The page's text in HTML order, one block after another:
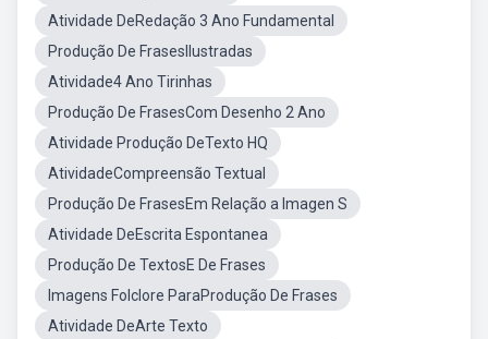
Atividade DeRedação 3 Ano Fundamental
Produção De FrasesIlustradas
Atividade4 Ano Tirinhas
Produção De FrasesCom Desenho 2 Ano
Atividade Produção DeTexto HQ
AtividadeCompreensão Textual
Produção De FrasesEm Relação a Imagen S
Atividade DeEscrita Espontanea
Produção De TextosE De Frases
Imagens Folclore ParaProdução De Frases
Atividade DeArte Texto